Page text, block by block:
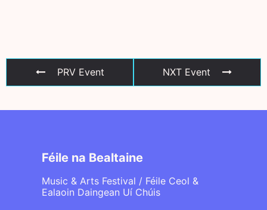
PRV Event NXT Event
Féile na Bealtaine
Music & Arts Festival / Féile Ceol &
Ealaoin Daingean Uí Chúis